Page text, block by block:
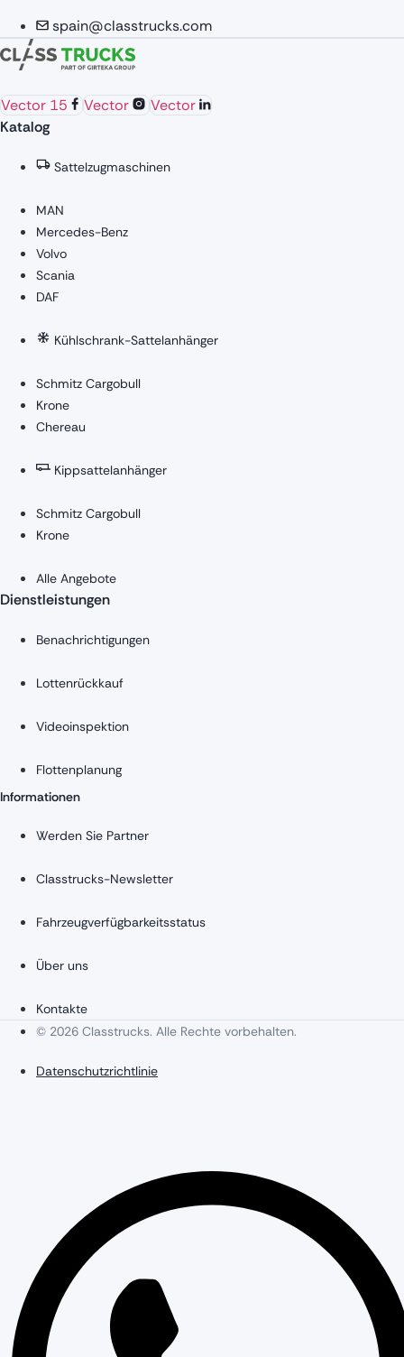
spain@classtrucks.com
Vector 15 Vector
Vector
Katalog
Sattelzugmaschinen
MAN
Mercedes-Benz
Volvo
Scania
DAF
Kühlschrank-Sattelanhänger
Schmitz Cargobull
Krone
Chereau
Kippsattelanhänger
Schmitz Cargobull
Krone
Alle Angebote
Dienstleistungen
Benachrichtigungen
Lottenrückkauf
Videoinspektion
Flottenplanung
Informationen
Werden Sie Partner
Classtrucks-Newsletter
Fahrzeugverfügbarkeitsstatus
Über uns
Kontakte
© 2026 Classtrucks. Alle Rechte vorbehalten.
Datenschutzrichtlinie